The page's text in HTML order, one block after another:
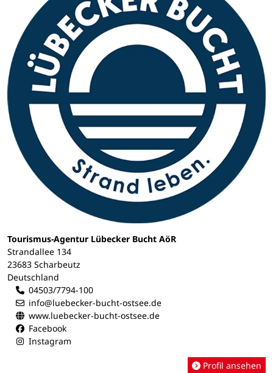
Tourismus-Agentur Lübecker Bucht AöR
Strandallee 134
23683 Scharbeutz
Deutschland
04503/7794-100
info@luebecker-bucht-ostsee.de
www.luebecker-bucht-ostsee.de
Facebook
Instagram
Profil ansehen